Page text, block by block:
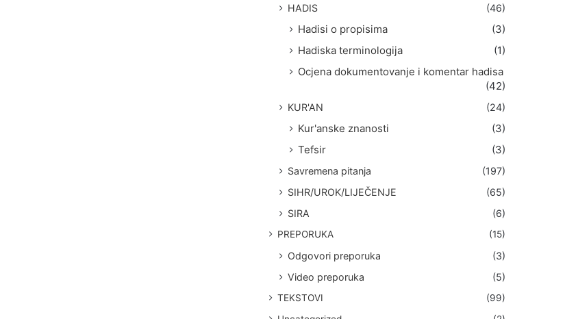
HADIS (46)
Hadisi o propisima
(3)
Hadiska terminologija
(1)
Ocjena dokumentovanje i komentar hadisa
(42)
KUR'AN (24)
Kur'anske znanosti
(3)
Tefsir
(3)
Savremena pitanja
(197)
SIHR/UROK/LIJEČENJE
(65)
SIRA
(6)
PREPORUKA (15)
Odgovori preporuka
(3)
Video preporuka
(5)
TEKSTOVI
(99)